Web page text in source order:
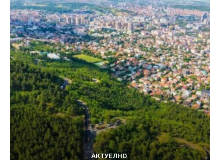
АКТУЕЛНО